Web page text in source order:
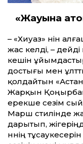
«Жауына
– «Хиуаз» әнін
жас келді, –
кешін
достығы мен
қолдайтын
Жарқын
ерекше сезім
Марш стилінде
дарытып,
әннің